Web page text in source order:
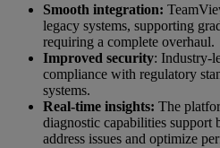
Smooth integration:
legacy systems, supporting
requiring a complete overhaul.
Improved security: Industry-
compliance with regulatory
systems.
Real-time insights: The
diagnostic capabilities support
address issues and optimize